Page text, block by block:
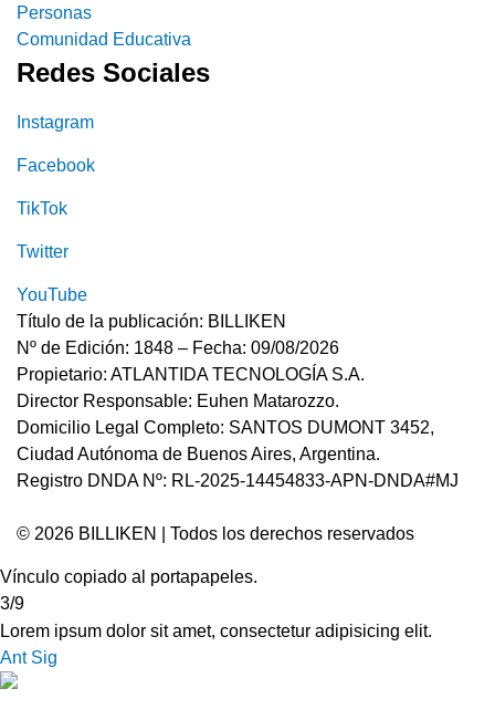
Personas
Comunidad Educativa
Redes Sociales
Instagram
Facebook
TikTok
Twitter
YouTube
Título de la publicación: BILLIKEN
Nº de Edición: 1848 – Fecha: 09/08/2026
Propietario: ATLANTIDA TECNOLOGÍA S.A.
Director Responsable: Euhen Matarozzo.
Domicilio Legal Completo: SANTOS DUMONT 3452,
Ciudad Autónoma de Buenos Aires, Argentina.
Registro DNDA Nº: RL-2025-14454833-APN-DNDA#MJ
© 2026 BILLIKEN | Todos los derechos reservados
Vínculo copiado al portapapeles.
3/9
Lorem ipsum dolor sit amet, consectetur adipisicing elit.
Ant Sig